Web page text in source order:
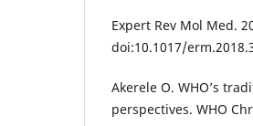
Expert Rev Mol Med.
doi:10.1017/
Akerele O. WHO’s
perspectives. WHO